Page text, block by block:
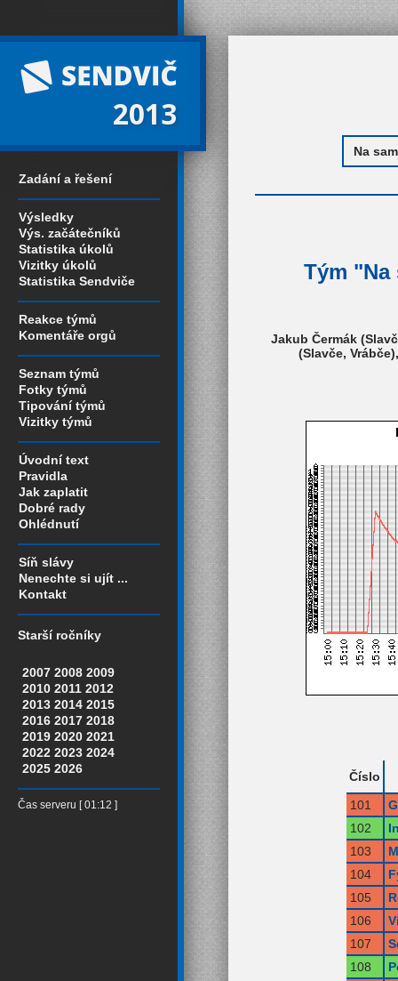
2013
Zadání a řešení
Výsledky
Výs. začátečníků
Statistika úkolů
Vizitky úkolů
Statistika Sendviče
Reakce týmů
Komentáře orgů
Seznam týmů
Fotky týmů
Tipování týmů
Vizitky týmů
Úvodní text
Pravidla
Jak zaplatit
Dobré rady
Ohlédnutí
Síň slávy
Nenechte si ujít ...
Kontakt
Starší ročníky
2007 2008 2009
2010 2011 2012
2013 2014 2015
2016 2017 2018
2019 2020 2021
2022 2023 2024
2025 2026
Čas serveru [ 01:12 ]
Tým "Na
Jakub Čermák
(Slavče,
Číslo
101
102
103
104
105
106
107
108